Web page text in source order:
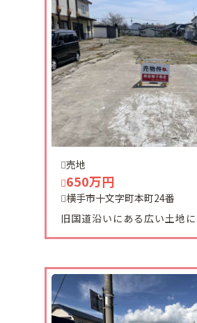
2025-06-07
コーポOOSAKAｂ101号室202号ご
ありがとうございます。
2025-05-19
横手市堰端中古住宅ご契約頂きま
有難うございました。
2025-05-03
十文字町に築浅オール電化住宅が
駅やコンビニに近く利便性良好で
2025-03-08
十文字町上沖田テナントご契約頂
有難うございます。
売地
650万円
横手市十文字町本町24番
旧国道沿いにある広い土地に